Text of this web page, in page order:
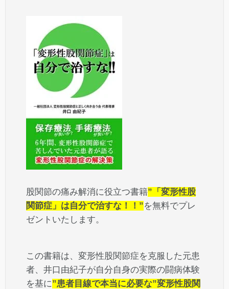
股関節の痛み解消に役立つ書籍”「変形性股
関節症」は自分で治すな！！”を無料でプレ
ゼントいたします。
この書籍は、変形性股関節症を克服した元患
者、井口由紀子が自分自身の実際の闘病体験
を基に”患者目線で本当に必要な”変形性股関